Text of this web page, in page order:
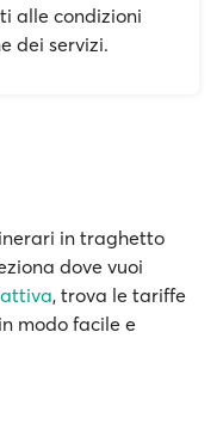
alle condizioni
dei servizi.
in traghetto
dove vuoi
, trova le tariffe
modo facile e